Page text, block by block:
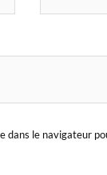
dans le navigateur